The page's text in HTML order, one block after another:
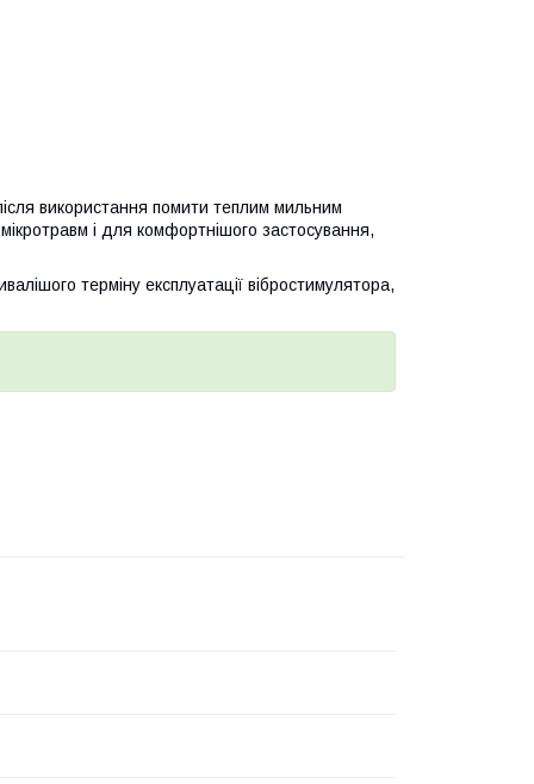
використання помити теплим мильним
і для комфортнішого застосування,
терміну експлуатації вібростимулятора,